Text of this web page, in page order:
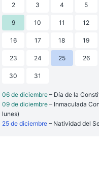
2 3 4 5
9 10 11 12
16 17 18 19
23 24 25 26
30 31
06 de diciembre– Día de la
09 de diciembre– Inmaculada
lunes)
25 de diciembre– Natividad del